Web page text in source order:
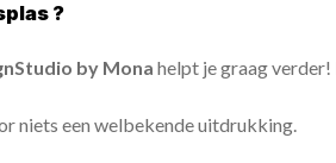
?
by Mona helpt je graag verder!
niets een welbekende uitdrukking.